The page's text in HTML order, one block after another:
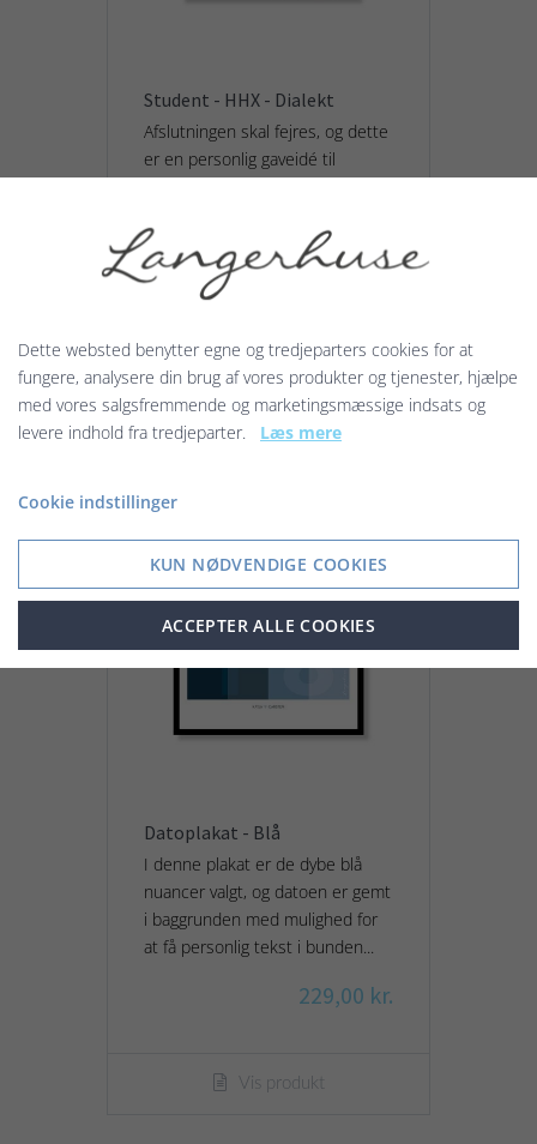
Student - HHX - Dialekt
Afslutningen skal fejres, og dette
er en personlig gaveidé til
bånd på huen...
Vis produkt
Datoplakat - Blå
I denne plakat er de dybe blå
nuancer valgt, og datoen er gemt
i baggrunden med mulighed for
at få personlig tekst i bunden...
229,00 kr.
Vis produkt
Dette websted benytter egne og tredjeparters cookies for at
fungere, analysere din brug af vores produkter og tjenester, hjælpe
med vores salgsfremmende og marketingsmæssige indsats og
levere indhold fra tredjeparter. Læs mere
Cookie indstillinger
KUN NØDVENDIGE COOKIES
ACCEPTER ALLE COOKIES